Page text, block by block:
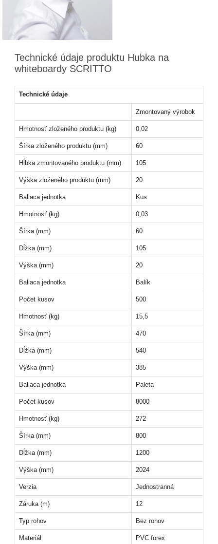
Technické údaje produktu Hubka na
whiteboardy SCRITTO
Technické údaje
Zmontovaný výrobok
Hmotnosť zloženého produktu (kg) 0,02
Šírka zloženého produktu (mm) 60
Hĺbka zmontovaného produktu (mm) 105
Výška zloženého produktu (mm) 20
Baliaca jednotka Kus
Hmotnosť (kg) 0,03
Šírka (mm) 60
Dĺžka (mm) 105
Výška (mm) 20
Baliaca jednotka Balík
Počet kusov 500
Hmotnosť (kg) 15,5
Šírka (mm) 470
Dĺžka (mm) 540
Výška (mm) 385
Baliaca jednotka Paleta
Počet kusov 8000
Hmotnosť (kg) 272
Šírka (mm) 800
Dĺžka (mm) 1200
Výška (mm) 2024
Verzia Jednostranná
Záruka (m) 12
Typ rohov Bez rohov
Materiál PVC forex